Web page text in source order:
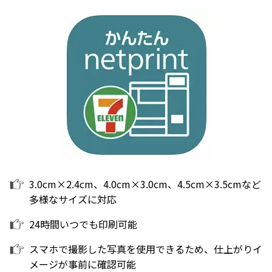
3.0cm×2.4cm、4.0cm×3.0cm、4.5cm×3.5cmなど
多様なサイズに対応
24時間いつでも印刷可能
スマホで撮影した写真を使用できるため、仕上がりイ
メージが事前に確認可能